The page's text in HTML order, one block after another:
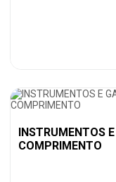
INSTRUMENTOS
COMPRIMENTO